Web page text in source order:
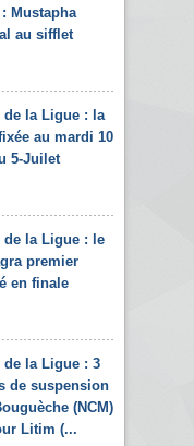
Mustapha
au sifflet
de la Ligue : la
au mardi 10
5-Juilet
de la Ligue : le
premier
en finale
de la Ligue : 3
de suspension
(NCM),
Litim (...